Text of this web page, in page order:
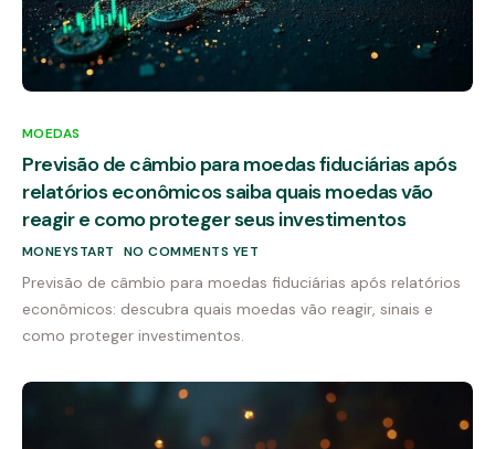
MOEDAS
Previsão de câmbio para moedas fiduciárias após
relatórios econômicos saiba quais moedas vão
reagir e como proteger seus investimentos
MONEYSTART NO COMMENTS YET
Previsão de câmbio para moedas fiduciárias após relatórios
econômicos: descubra quais moedas vão reagir, sinais e
como proteger investimentos.